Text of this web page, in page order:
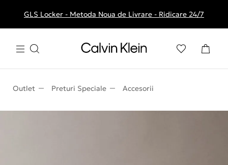
Livrare gratuita la comenzile de peste 250 RON
GLS Locker - Metoda Noua de Livrare - Ridicare 24/7
Outlet Preturi Speciale Accesorii